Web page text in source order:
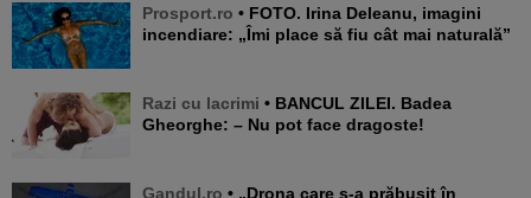
Prosport.ro • FOTO. Irina Deleanu, imagini
incendiare: „Îmi place să fiu cât mai naturală”
Razi cu lacrimi • BANCUL ZILEI. Badea
Gheorghe: – Nu pot face dragoste!
Gandul.ro • „Drona care s-a prăbușit în